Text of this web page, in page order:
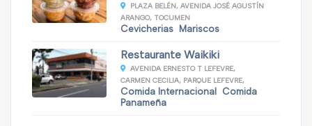
PLAZA BELÉN, AVENIDA JOSÉ AGUSTÍN
ARANGO, TOCUMEN
Cevicherias Mariscos
Restaurante Waikiki
AVENIDA ERNESTO T LEFEVRE,
CARMEN CECILIA, PARQUE LEFEVRE,
Comida Internacional Comida
Panameña